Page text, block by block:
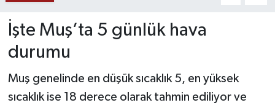
İşte Muş’ta 5 günlük hava
durumu
Muş genelinde en düşük sıcaklık 5, en yüksek
sıcaklık ise 18 derece olarak tahmin ediliyor ve